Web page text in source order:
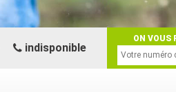
indisponible
ON VOUS